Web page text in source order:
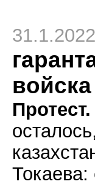
31.1.2022
Протест.